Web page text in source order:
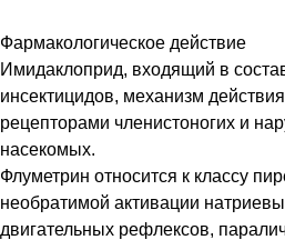
Фармакологическое действие
Имидаклоприд, входящий в
инсектицидов, механизм
рецепторами членистоногих и
насекомых.
Флуметрин относится к классу
необратимой активации
двигательных рефлексов,